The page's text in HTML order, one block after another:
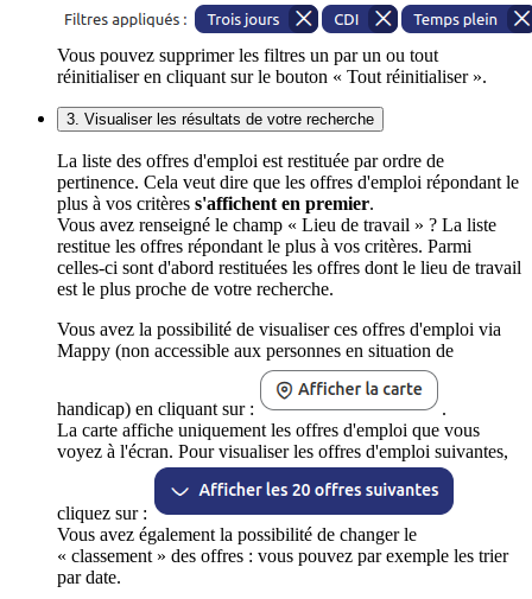
Vous pouvez supprimer les filtres un par un ou tout
réinitialiser en cliquant sur le bouton « Tout réinitialiser ».
3. Visualiser les résultats de votre recherche
La liste des offres d'emploi est restituée par ordre de
pertinence. Cela veut dire que les offres d'emploi répondant le
plus à vos critères s'affichent en premier.
Vous avez renseigné le champ « Lieu de travail » ? La liste
restitue les offres répondant le plus à vos critères. Parmi
celles-ci sont d'abord restituées les offres dont le lieu de travail
est le plus proche de votre recherche.
Vous avez la possibilité de visualiser ces offres d'emploi via
Mappy (non accessible aux personnes en situation de
handicap) en cliquant sur :
.
La carte affiche uniquement les offres d'emploi que vous
voyez à l'écran. Pour visualiser les offres d'emploi suivantes,
cliquez sur :
Vous avez également la possibilité de changer le
« classement » des offres : vous pouvez par exemple les trier
par date.